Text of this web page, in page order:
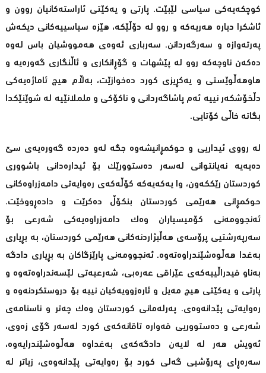
کوچکەیەکى سیاسى لێبێت. پارتى و یەکێتی ئاراستەکانیان روون و
ئاشکرا دیارە هەریەکە و روو لە دۆڵێکە، هێزە سیاسییەکانى دیکەش
پەرتەوازە و سەرگەردانن. سەربارى ئەوەى هەمووشیان باس لەوە
دەکەن ناوچەکە روو لە پێشهات و گۆڕانکارى و ئاڵنگارى گەورەیە و
هاوهەڵوێستی و یەکڕیزى کورد دەخوازێت، بەڵام هیچ ئاماژەیەکى
دڵخۆشکەر نییە ئەم پاشاگەردانى و ناکۆکى و ململانێیە لە شوێنێکدا
بگاتە خاڵى کۆتایى.
لە رووی ئیداریى و حوکمڕانیشەوە جگە لەو دەردە گەورەیەى سێ
دەیەیە نەیانتوانى لەسەر دەستوورێک بۆ ئیدارەدانى باشوورى
کوردستان رێککەون، وا یەکەیەکە کۆڵەکەى رەوایەتى دامەزراوەکانى
حوکمڕانى هەرێمى کوردستان بنکۆڵ دەکرێت و دادەڕووخێت.
ئەنجوومەنى کۆمیسیاران وەک دامەزراوەیەکى شەرعى بۆ
سەرپەرشتیی پرۆسەى هەڵبژاردنەکانى هەرێمى کوردستان، بە بڕیارى
بەغدا هەڵوەشێندراوەتەوە. ئەنجوومەنى پارێزگاکان بە بڕیارى دادگە
بەناو فیدراڵییەکەى عێراقی عەرەبی، شەرعیەتى لێسەندراوەتەوە و
پارتى و یەکێتی هیچ مەیل و ئارەزوویەکیان نییە بۆ دروستکردنەوە و
رەوایەتى پێدانەوەى. پەرلەمانى کوردستان وەک چەتر و ناسنامەى
شەرعى و دەستووریى قەوارە تاقانەکەى کورد لەسەر گۆى زەوى،
ئەویش هەر لە لایەن دادگەکەى بەغداوە هەڵوەشێندرایەوە،
سەرەڕای پەرۆشیی گەلى کورد بۆ رەوایەتى پێدانەوەى، زیاتر لە